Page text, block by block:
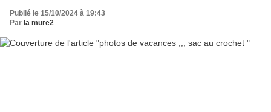
Publié le 15/10/2024 à 19:43
Par la mure2